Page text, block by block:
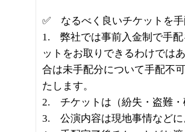
✅ なるべく良いチケットを
1. 弊社では事前入金制で手配
ットをお取りできるわけでは
合は未手配分について手配不
たします。
2. チケットは（紛失・盗難・
3. 公演内容は現地事情などに